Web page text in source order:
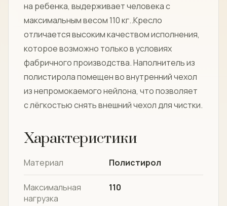
на ребенка, выдерживает человека с
максимальным весом 110 кг..Кресло
отличается высоким качеством исполнения,
которое возможно только в условиях
фабричного производства. Наполнитель из
полистирола помещен во внутренний чехол
из непромокаемого нейлона, что позволяет
с лёгкостью снять внешний чехол для чистки.
Характеристики
Материал Полистирол
Максимальная
нагрузка
110